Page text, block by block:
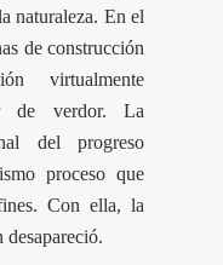
naturaleza. En el
de construcción
virtualmente
de verdor. La
del progreso
proceso que
Con ella, la